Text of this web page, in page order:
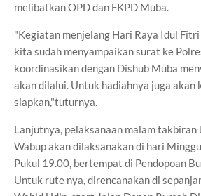
melibatkan OPD dan FKPD Muba.
"Kegiatan menjelang Hari Raya Idul
kita sudah menyampaikan surat ke
koordinasikan dengan Dishub Muba
akan dilalui. Untuk hadiahnya juga akan
siapkan,"tuturnya.
Lanjutnya, pelaksanaan malam takbiran
Wabup akan dilaksanakan di hari
Pukul 19.00, bertempat di Pendopoan
Untuk rute nya, direncanakan di